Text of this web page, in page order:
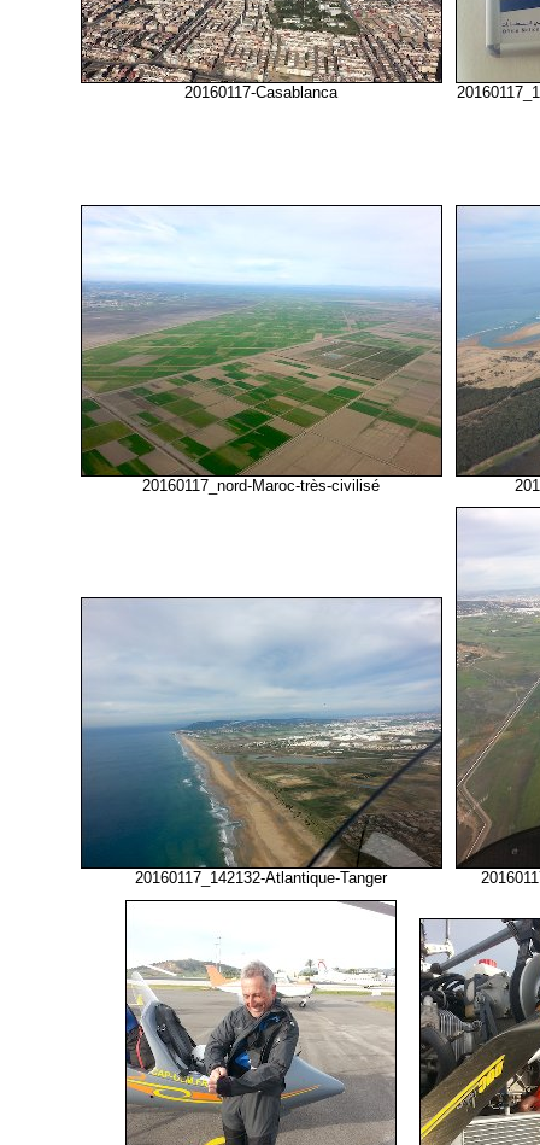
20160117-Casablanca
20160117_nord-Maroc-très-civilisé
20160117_142132-Atlantique-Tanger